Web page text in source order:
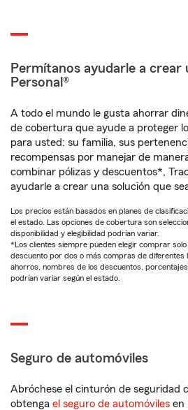
Permítanos ayudarle a crear
Personal®
A todo el mundo le gusta ahorrar
de cobertura que ayude a proteger
para usted: su familia, sus
recompensas por manejar de
combinar pólizas y descuentos*,
ayudarle a crear una solución que
Los precios están basados en planes de
el estado. Las opciones de cobertura son
disponibilidad y elegibilidad podrían variar.
*Los clientes siempre pueden elegir comprar
descuento por dos o más compras de diferentes
ahorros, nombres de los descuentos,
podrían variar según el estado.
Seguro de automóviles
Abróchese el cinturón de seguridad
obtenga el seguro de automóviles en